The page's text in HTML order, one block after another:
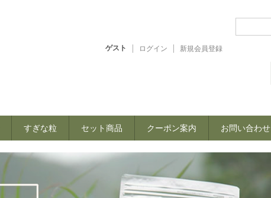
ゲスト ログイン 新規会員登録
すぎな粒 セット商品 クーポン案内 お問い合わせ